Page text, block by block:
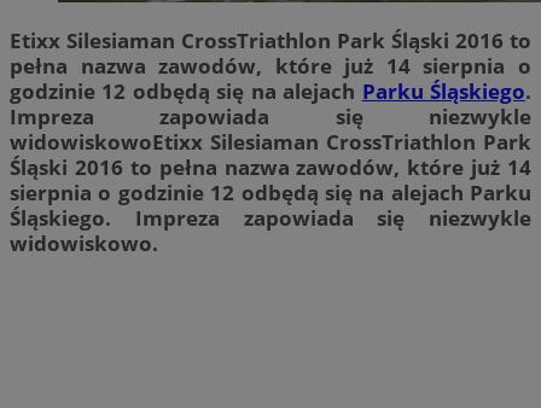
Etixx Silesiaman CrossTriathlon Park Śląski 2016 to
pełna nazwa zawodów, które już 14 sierpnia o
godzinie 12 odbędą się na alejach Parku Śląskiego.
Impreza zapowiada się niezwykle
widowiskowoEtixx Silesiaman CrossTriathlon Park
Śląski 2016 to pełna nazwa zawodów, które już 14
sierpnia o godzinie 12 odbędą się na alejach Parku
Śląskiego. Impreza zapowiada się niezwykle
widowiskowo.